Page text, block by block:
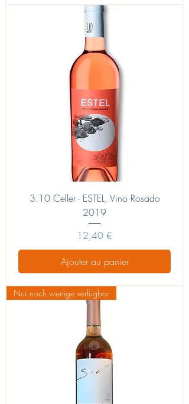
3.10 Celler - ESTEL, Vino Rosado
2019
Prix
12,40 €
Ajouter au panier
Nur noch wenige verfügbar